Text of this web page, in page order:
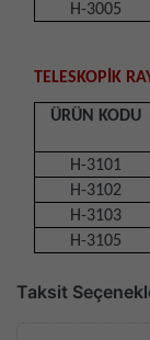
H-3005
TELESKOPİK
ÜRÜN KODU
H-3101
H-3102
H-3103
H-3105
Taksit